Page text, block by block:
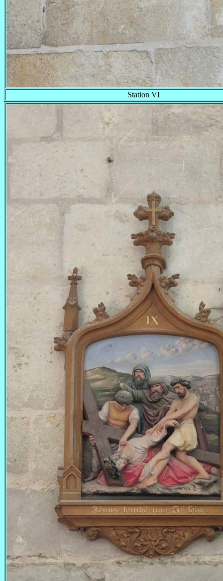
Station VI